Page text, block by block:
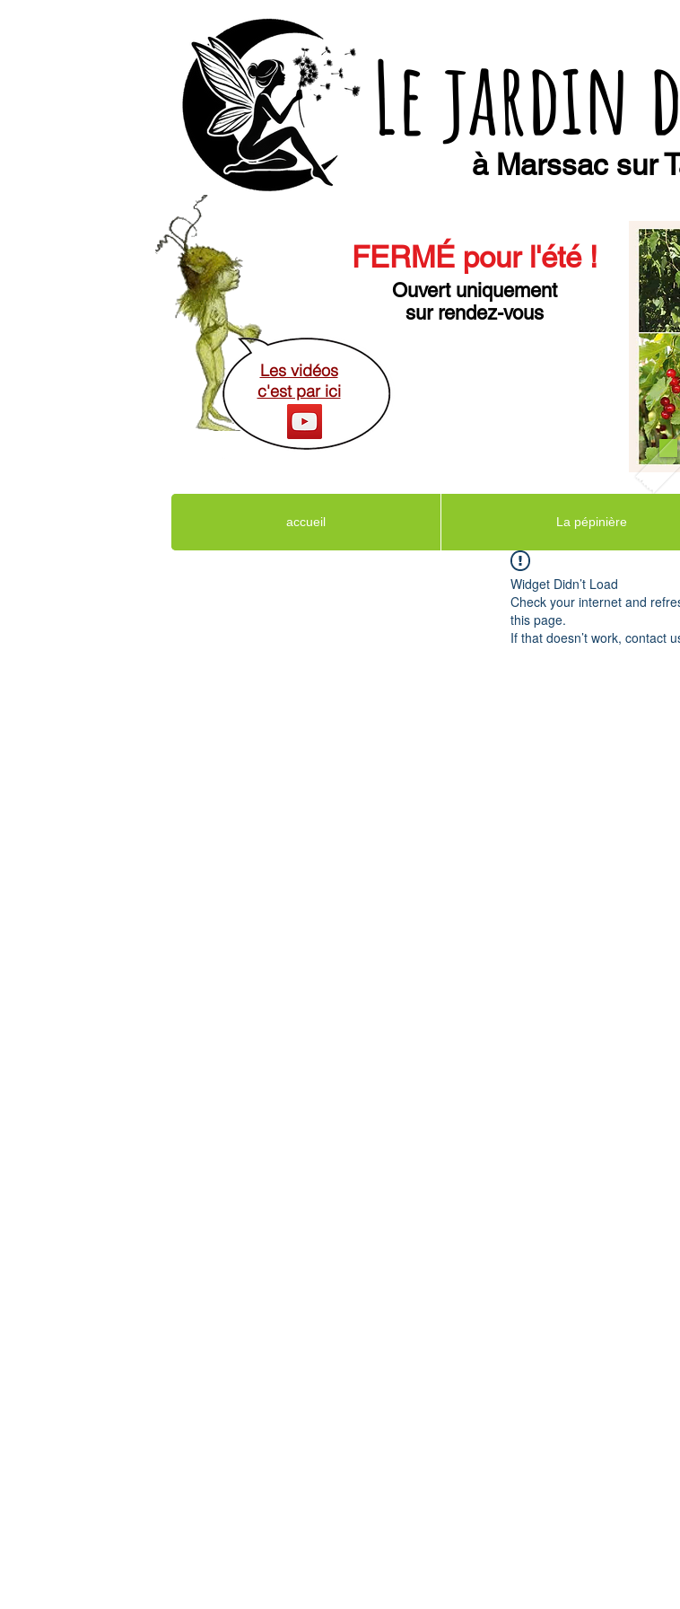
Le jardin
à Marssac sur
FERMÉ pour l'été!
Ouvert uniquement
sur rendez-vous
Les vidéos
c'est par ici
accueil La pépinière
Widget Didn’t Load
Check your internet and
this page.
If that doesn’t work, contact